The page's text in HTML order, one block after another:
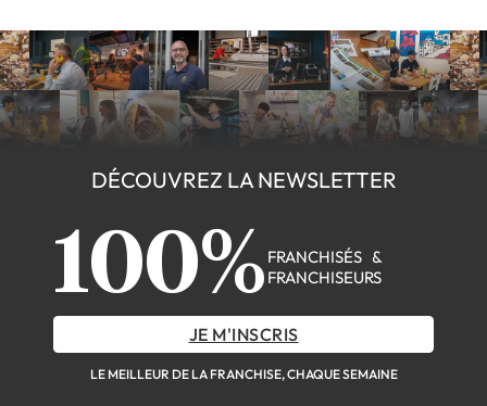
DÉCOUVREZ LA NEWSLETTER
100% FRANCHISÉS &
FRANCHISEURS
JE M'INSCRIS
LE MEILLEUR DE LA FRANCHISE, CHAQUE SEMAINE